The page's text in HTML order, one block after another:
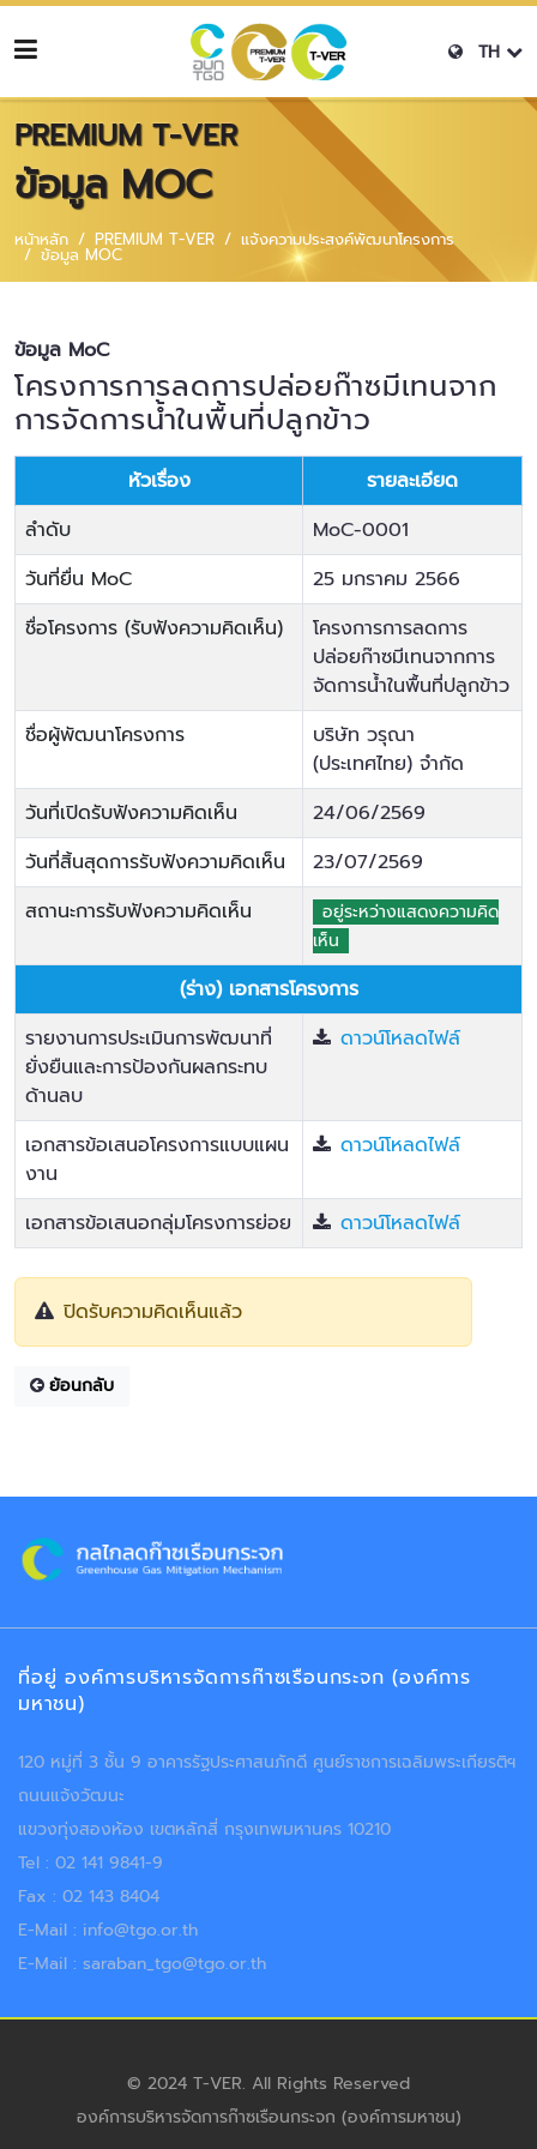
TH
PREMIUM T-VER
ข้อมูล MOC
หน้าหลัก PREMIUM T-VER แจ้งความประสงค์พัฒนาโครงการ
ข้อมูล MOC
ข้อมูล MoC
โครงการการลดการปล่อยก๊าซมีเทนจาก
การจัดการน้ำในพื้นที่ปลูกข้าว
หัวเรื่อง
รายละเอียด
ลำดับ
MoC-0001
วันที่ยื่น MoC
25 มกราคม 2566
ชื่อโครงการ (รับฟังความคิดเห็น)
โครงการการลดการ
ปล่อยก๊าซมีเทนจากการ
จัดการน้ำในพื้นที่ปลูกข้าว
ชื่อผู้พัฒนาโครงการ
บริษัท วรุณา
(ประเทศไทย) จำกัด
วันที่เปิดรับฟังความคิดเห็น
24/06/2569
วันที่สิ้นสุดการรับฟังความคิดเห็น
23/07/2569
สถานะการรับฟังความคิดเห็น
อยู่ระหว่างแสดงความคิด
เห็น
(ร่าง) เอกสารโครงการ
รายงานการประเมินการพัฒนาที่
ยั่งยืนและการป้องกันผลกระทบ
ด้านลบ
ดาวน์โหลดไฟล์
เอกสารข้อเสนอโครงการแบบแผน
งาน
ดาวน์โหลดไฟล์
เอกสารข้อเสนอกลุ่มโครงการย่อย ดาวน์โหลดไฟล์
ปิดรับความคิดเห็นแล้ว
ย้อนกลับ
ที่อยู่ องค์การบริหารจัดการก๊าซเรือนกระจก (องค์การ
มหาชน)
120 หมู่ที่ 3 ชั้น 9 อาคารรัฐประศาสนภักดี ศูนย์ราชการเฉลิมพระเกียรติฯ
ถนนแจ้งวัฒนะ
แขวงทุ่งสองห้อง เขตหลักสี่ กรุงเทพมหานคร 10210
Tel : 02 141 9841-9
Fax : 02 143 8404
E-Mail : info@tgo.or.th
E-Mail : saraban_tgo@tgo.or.th
© 2024 T-VER. All Rights Reserved
องค์การบริหารจัดการก๊าซเรือนกระจก (องค์การมหาชน)